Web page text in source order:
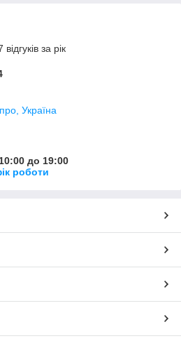
за рік
Україна
до 19:00
роботи